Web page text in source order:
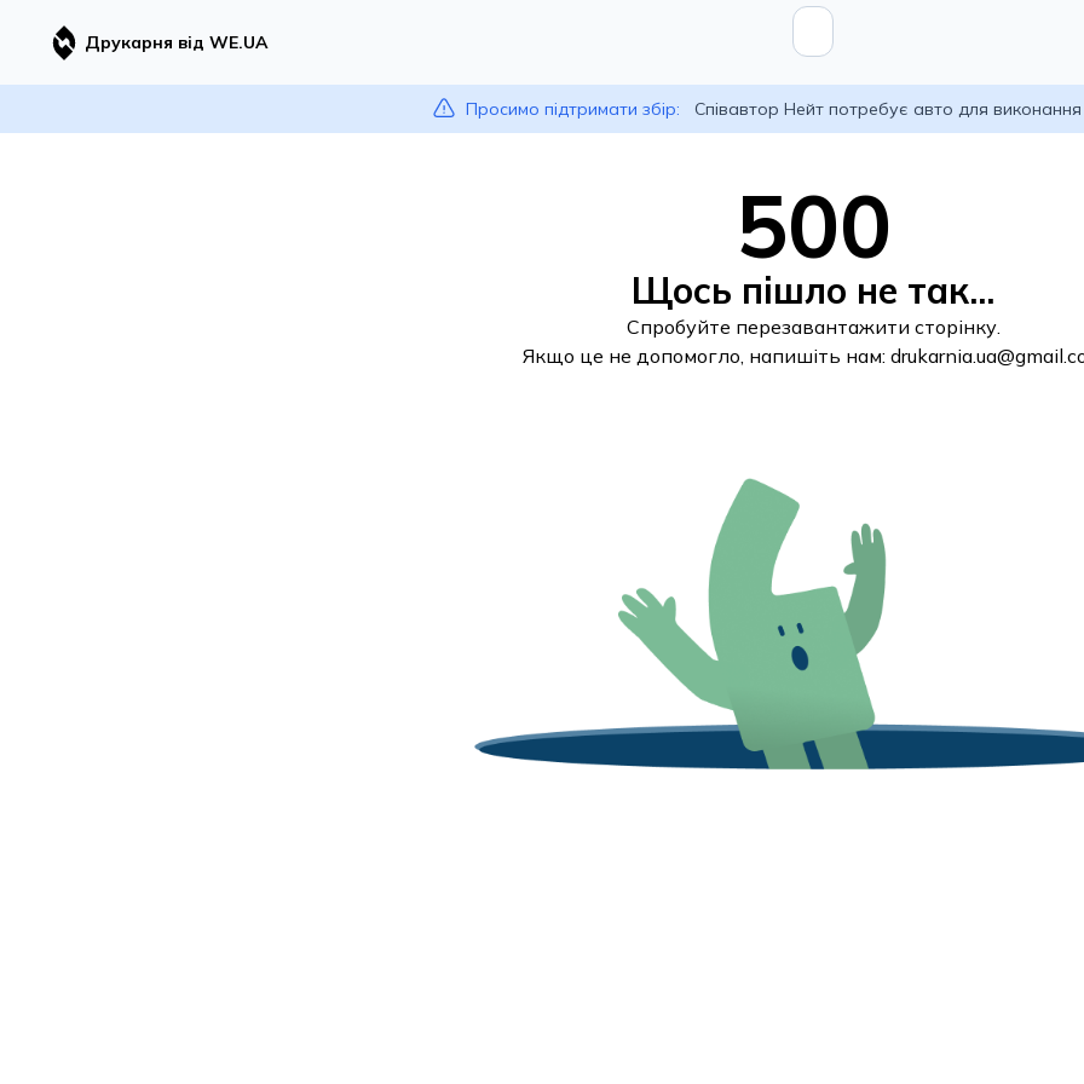
Друкарня від WE.UA
Просимо підтримати збір: Співавтор Нейт потребує авто для
500
Щось пішло не так...
Спробуйте перезавантажити сторінку.
Якщо це не допомогло, напишіть нам: